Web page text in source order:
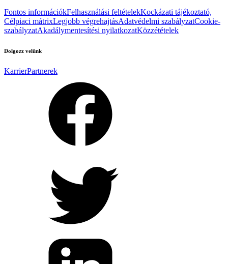
Fontos információkFelhasználási feltételekKockázati tájékoztató,
Célpiaci mátrixLegjobb végrehajtásAdatvédelmi szabályzatCookie-
szabályzatAkadálymentesítési nyilatkozatKözzétételek
Dolgozz velünk
KarrierPartnerek